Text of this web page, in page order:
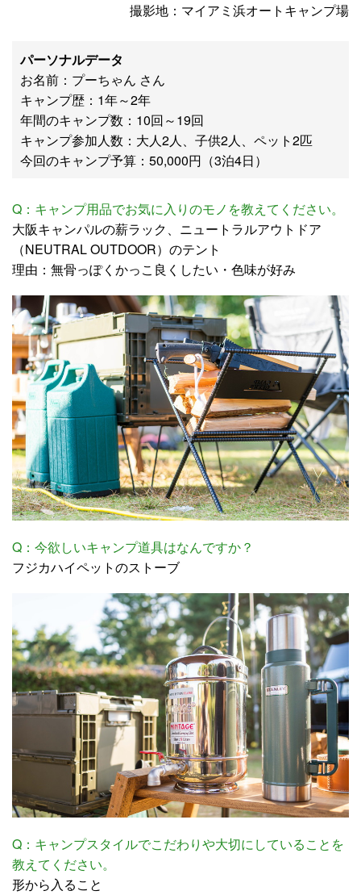
撮影地：マイアミ浜オートキャンプ場
パーソナルデータ
お名前：プーちゃん さん
キャンプ歴：1年～2年
年間のキャンプ数：10回～19回
キャンプ参加人数：大人2人、子供2人、ペット2匹
今回のキャンプ予算：50,000円（3泊4日）
Q：キャンプ用品でお気に入りのモノを教えてください。
大阪キャンパルの薪ラック、ニュートラルアウトドア
（NEUTRAL OUTDOOR）のテント
理由：無骨っぽくかっこ良くしたい・色味が好み
Q：今欲しいキャンプ道具はなんですか？
フジカハイペットのストーブ
Q：キャンプスタイルでこだわりや大切にしていることを
教えてください。
形から入ること